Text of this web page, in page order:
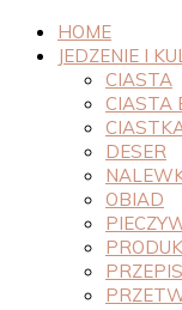
HOME
JEDZENIE I
CIASTA
CIASTA
DESER
OBIAD